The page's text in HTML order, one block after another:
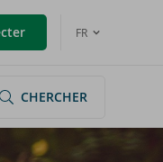
FR
CHERCHER